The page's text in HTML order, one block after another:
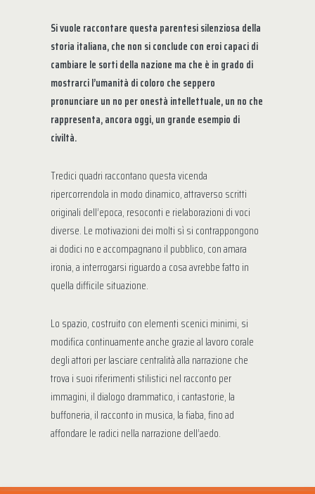
Si vuole raccontare questa parentesi silenziosa della
storia italiana, che non si conclude con eroi capaci di
cambiare le sorti della nazione ma che è in grado di
mostrarci l’umanità di coloro che seppero
pronunciare un no per onestà intellettuale, un no che
rappresenta, ancora oggi, un grande esempio di
civiltà.
Tredici quadri raccontano questa vicenda
ripercorrendola in modo dinamico, attraverso scritti
originali dell’epoca, resoconti e rielaborazioni di voci
diverse. Le motivazioni dei molti sì si contrappongono
ai dodici no e accompagnano il pubblico, con amara
ironia, a interrogarsi riguardo a cosa avrebbe fatto in
quella difficile situazione.
Lo spazio, costruito con elementi scenici minimi, si
modifica continuamente anche grazie al lavoro corale
degli attori per lasciare centralità alla narrazione che
trova i suoi riferimenti stilistici nel racconto per
immagini, il dialogo drammatico, i cantastorie, la
buffoneria, il racconto in musica, la fiaba, fino ad
affondare le radici nella narrazione dell’aedo.